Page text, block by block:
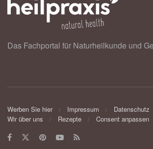
Das Fachportal für Naturheilkunde und
Werben Sie hier Impressum
Datenschutz
Wir über uns
Rezepte Consent anpassen